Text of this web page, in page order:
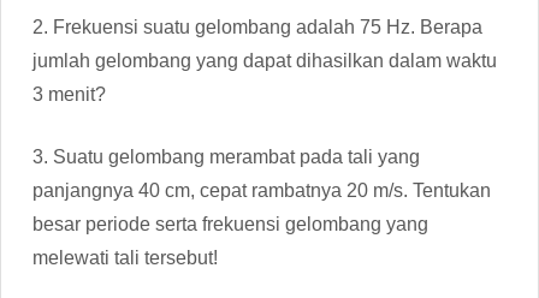
2. Frekuensi suatu gelombang adalah 75 Hz. Berapa
jumlah gelombang yang dapat dihasilkan dalam waktu
3 menit?
3. Suatu gelombang merambat pada tali yang
panjangnya 40 cm, cepat rambatnya 20 m/s. Tentukan
besar periode serta frekuensi gelombang yang
melewati tali tersebut!